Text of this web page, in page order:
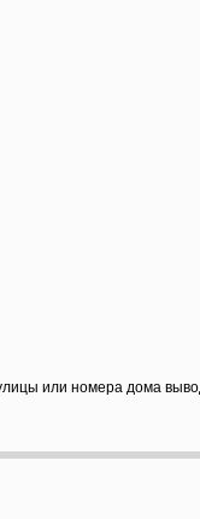
или номера дома